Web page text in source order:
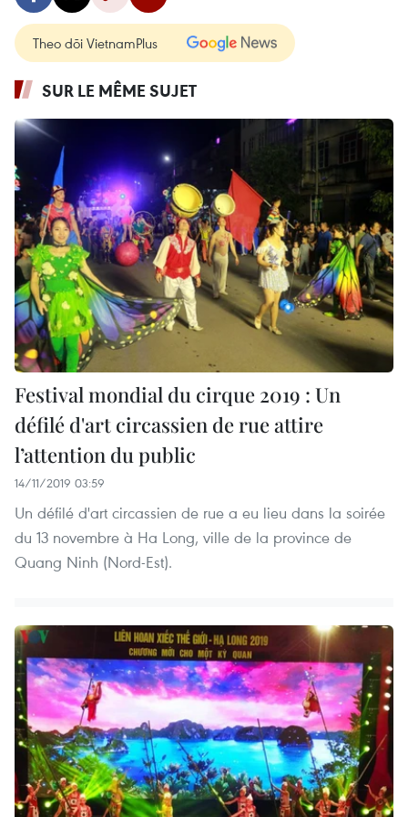
Theo dõi VietnamPlus
SUR LE MÊME SUJET
Festival mondial du cirque 2019 : Un
défilé d'art circassien de rue attire
l’attention du public
14/11/2019 03:59
Un défilé d'art circassien de rue a eu lieu dans la soirée
du 13 novembre à Ha Long, ville de la province de
Quang Ninh (Nord-Est).